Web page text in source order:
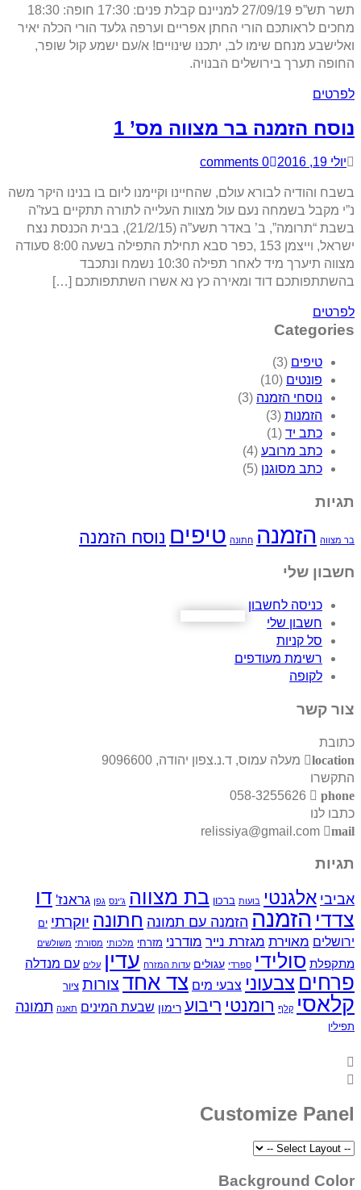
תשר תש”פ 27/09/19 למניינם קבלת פנים: 17:30 חופה: 18:30
מחכים לראותכם הורי החתן אפריים וערפה גלעד הורי הכלה יאיר
ואלישבע מנחם שימו לב, יתכנו שינויים! א/עם ישמע קול שופר,
החופה תערך בירושלים הבנויה.
לפרטים
נוסח הזמנה בר מצווה מס’ 1
יולי 19, 2016 0 comments
בשבח והודיה לבורא עולם, שהחיינו וקיימנו ליום בו בנינו היקר משה
נ”י מקבל בשמחה נעם עול מצוות העלייה לתורה תתקיים בעז”ה
בשבת “תרומה”, ב’ באדר תשע”ה (21/2/15), בבית הכנסת נצח
ישראל, וייצמן 153 ,כפר סבא תחילת התפילה בשעה 8:00 סעודה
מצווה תיערך מיד לאחר תפילה 10:30 נשמח ונתכבד
בהשתתפותכם דוד ומאירה כץ נא אשרו השתתפותכם […]
לפרטים
Categories
טיפים (3)
פונטים (10)
נוסחי הזמנה (3)
הזמנות (3)
כתב יד (1)
כתב מרובע (4)
כתב מסוגנן (5)
תגיות
בר מצווה הזמנה חתונה טיפים נוסח הזמנה
חשבון שלי
כניסה לחשבון
חשבון שלי
סל קניות
רשימת מעודפים
לקופה
צור קשר
כתובת
location
מעלה עמוס, ד.נ.צפון יהודה, 9096600
התקשרו
phone
כתבו לנו
mail
תגיות
אביבי אלגנטי בועות ברכון בת מצווה ג'ינס גפן גראנז' דו
צדדי הזמנה הזמנה עם תמונה חתונה יוקרתי ים
ירושלים מאוירת מגזרת נייר מודרני מזרחי מלכותי מסורתי משולשים
מתקפלת סולידי ספרדי עגולים עדות המזרח עדין עלים עם מנדלה
פרחים צבעוני צבעי מים צד אחד צורות ציור
קלאסי קלף רומנטי ריבוע רימון שבעת המינים תאנה תמונה
תפילין
Customize Panel
Background Color